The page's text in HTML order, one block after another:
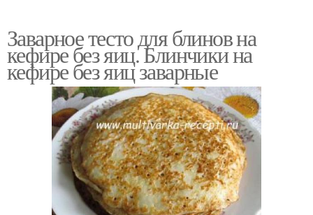
Заварное тесто для блинов на
кефире без яиц. Блинчики на
кефире без яиц заварные